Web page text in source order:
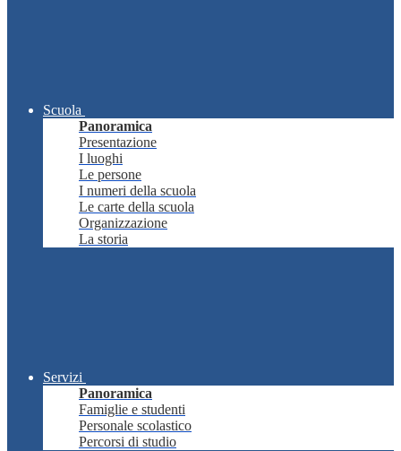
Scuola
Panoramica
Presentazione
I luoghi
Le persone
I numeri della scuola
Le carte della scuola
Organizzazione
La storia
Servizi
Panoramica
Famiglie e studenti
Personale scolastico
Percorsi di studio